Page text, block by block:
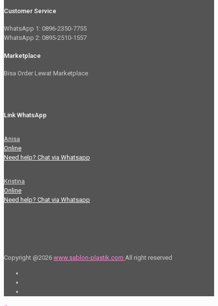
Customer Service
WhatsApp 1: 0896-2350-7755
WhatsApp 2: 0895-2510-1557
Marketplace
Bisa Order Lewat Marketplace
Link WhatsApp
Anisa
Online
Need help? Chat via Whatsapp
Kristina
Online
Need help? Chat via Whatsapp
Copyright @2026 www.sablon-plastik.com All right reserved